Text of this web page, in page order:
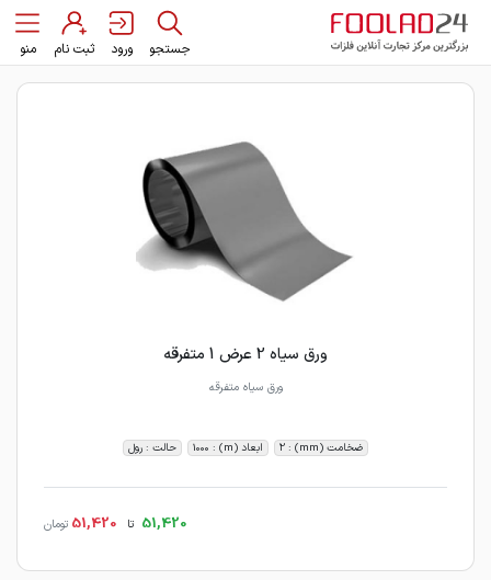
جستجو ورود ثبت نام منو
ورق سیاه 2 عرض 1 متفرقه
ورق سیاه متفرقه
ضخامت (mm) : 2 ابعاد (m) : 1000 حالت : رول
51,420 تا 51,420 تومان